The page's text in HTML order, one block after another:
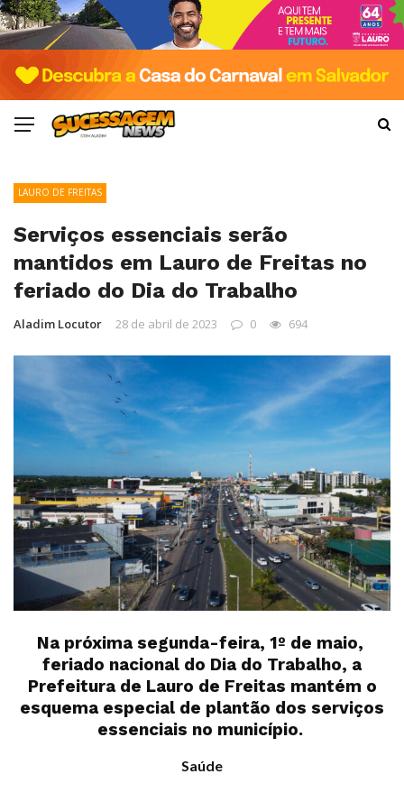
LAURO DE FREITAS
Serviços essenciais serão
mantidos em Lauro de Freitas no
feriado do Dia do Trabalho
Aladim Locutor 28 de abril de 2023 0 694
Na próxima segunda-feira, 1º de maio,
feriado nacional do Dia do Trabalho, a
Prefeitura de Lauro de Freitas mantém o
esquema especial de plantão dos serviços
essenciais no município.
Saúde